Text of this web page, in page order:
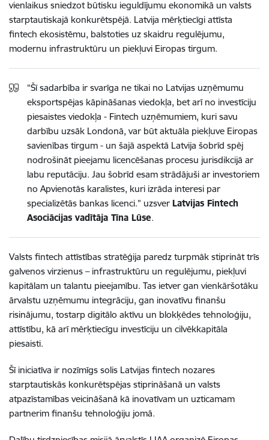
vienlaikus sniedzot būtisku ieguldījumu ekonomikā un valsts
starptautiskajā konkurētspējā. Latvija mērķtiecīgi attīsta
fintech ekosistēmu, balstoties uz skaidru regulējumu,
modernu infrastruktūru un piekļuvi Eiropas tirgum.
“Šī sadarbība ir svarīga ne tikai no Latvijas uzņēmumu
eksportspējas kāpināšanas viedokļa, bet arī no investīciju
piesaistes viedokļa - Fintech uzņēmumiem, kuri savu
darbību uzsāk Londonā, var būt aktuāla piekļuve Eiropas
savienības tirgum - un šajā aspektā Latvija šobrīd spēj
nodrošināt pieejamu licencēšanas procesu jurisdikcijā ar
labu reputāciju. Jau šobrīd esam strādājuši ar investoriem
no Apvienotās karalistes, kuri izrāda interesi par
specializētās bankas licenci.” uzsver Latvijas Fintech
Asociācijas vadītāja Tīna Lūse.
Valsts fintech attīstības stratēģija paredz turpmāk stiprināt trīs
galvenos virzienus – infrastruktūru un regulējumu, piekļuvi
kapitālam un talantu pieejamību. Tas ietver gan vienkāršotāku
ārvalstu uzņēmumu integrāciju, gan inovatīvu finanšu
risinājumu, tostarp digitālo aktīvu un blokķēdes tehnoloģiju,
attīstību, kā arī mērķtiecīgu investīciju un cilvēkkapitāla
piesaisti.
Šī iniciatīva ir nozīmīgs solis Latvijas fintech nozares
starptautiskās konkurētspējas stiprināšanā un valsts
atpazīstamības veicināšanā kā inovatīvam un uzticamam
partnerim finanšu tehnoloģiju jomā.